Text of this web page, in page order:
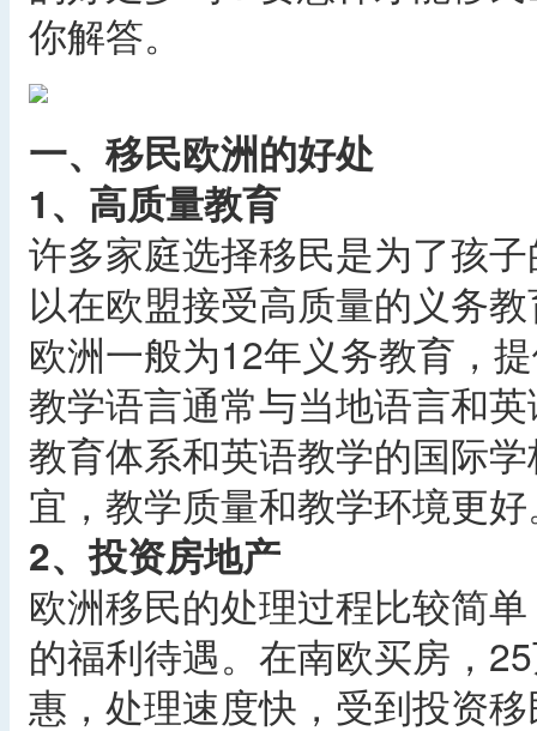
你解答。
一、移民欧洲的好处
1、高质量教育
许多家庭选择移民是为了孩
以在欧盟接受高质量的义务
欧洲一般为12年义务教育，
教学语言通常与当地语言和
教育体系和英语教学的国际
宜，教学质量和教学环境更
2、投资房地产
欧洲移民的处理过程比较简
的福利待遇。在南欧买房，
惠，处理速度快，受到投资